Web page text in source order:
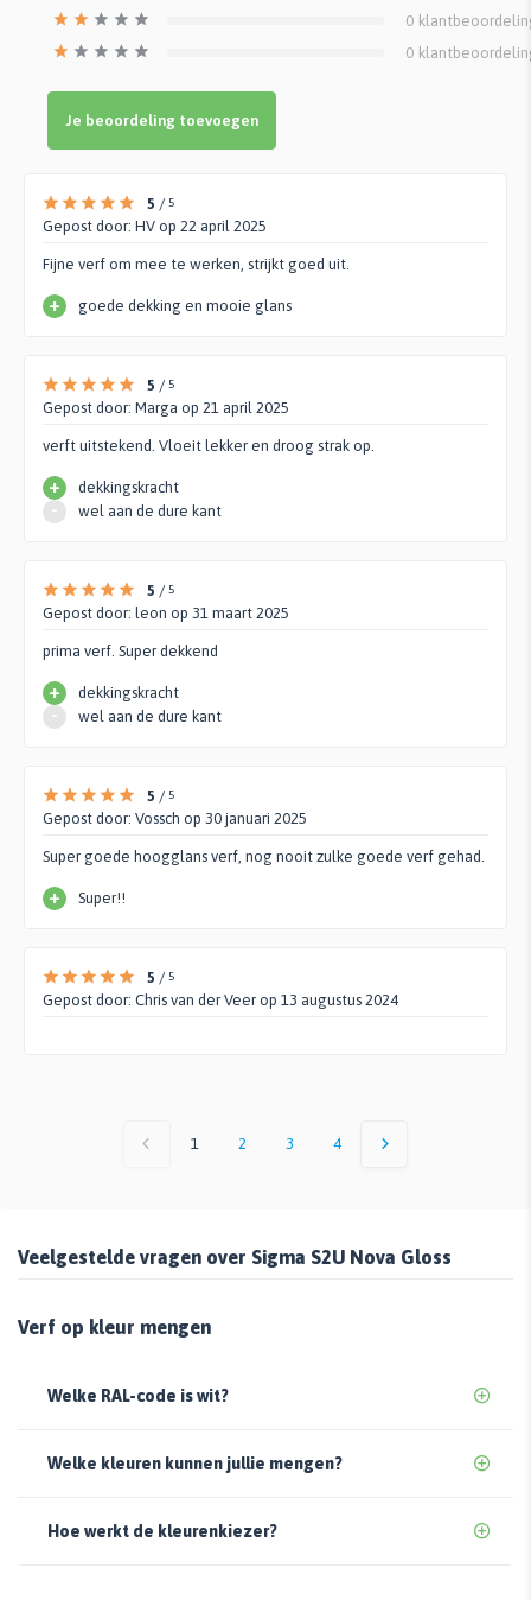
0
0
Je beoordeling toevoegen
5 / 5
Gepost door: HV op 22 april 2025
Fijne verf om mee te werken, strijkt goed uit.
+ goede dekking en mooie glans
5 / 5
Gepost door: Marga op 21 april 2025
verft uitstekend. Vloeit lekker en droog strak op.
+ dekkingskracht
- wel aan de dure kant
5 / 5
Gepost door: leon op 31 maart 2025
prima verf. Super dekkend
+ dekkingskracht
- wel aan de dure kant
5 / 5
Gepost door: Vossch op 30 januari 2025
Super goede hoogglans verf, nog nooit zulke goede verf gehad.
+ Super!!
5 / 5
Gepost door: Chris van der Veer op 13 augustus 2024
1 2 3 4
Veelgestelde vragen over Sigma S2U Nova Gloss
Verf op kleur mengen
Welke RAL-code is wit?
Welke kleuren kunnen jullie mengen?
Hoe werkt de kleurenkiezer?